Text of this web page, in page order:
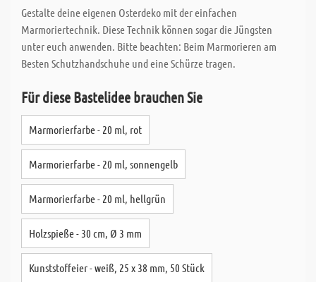
Gestalte deine eigenen Osterdeko mit der einfachen
Marmoriertechnik. Diese Technik können sogar die Jüngsten
unter euch anwenden. Bitte beachten: Beim Marmorieren am
Besten Schutzhandschuhe und eine Schürze tragen.
Für diese Bastelidee brauchen Sie
Marmorierfarbe - 20 ml, rot
Marmorierfarbe - 20 ml, sonnengelb
Marmorierfarbe - 20 ml, hellgrün
Holzspieße - 30 cm, Ø 3 mm
Kunststoffeier - weiß, 25 x 38 mm, 50 Stück